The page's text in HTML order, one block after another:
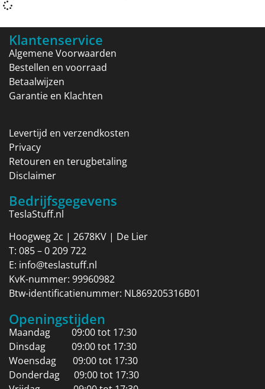
Klantenservice
Algemene Voorwaarden
Bestellen en voorraad
Betaalwijzen
Garantie en Klachten
Levertijd en verzendkosten
Privacy
Retouren en terugbetaling
Disclaimer
Bedrijfsgegevens
TeslaStuff.nl
Hoogweg 2c | 2678KV | De Lier
T: 085 – 0 209 722
E: info@teslastuff.nl
KvK-nummer: 99960982
Btw-identificatienummer: NL869205316B01
Openingstijden
Maandag 09:00 tot 17:30
Dinsdag 09:00 tot 17:30
Woensdag 09:00 tot 17:30
Donderdag 09:00 tot 17:30